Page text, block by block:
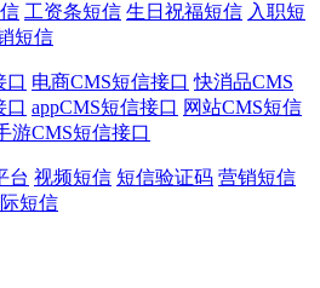
工资条短信 生日祝福短信 入职短
短信
口 电商CMS短信接口 快消品CMS
口 appCMS短信接口 网站CMS短信
游CMS短信接口
台 视频短信 短信验证码 营销短信
短信